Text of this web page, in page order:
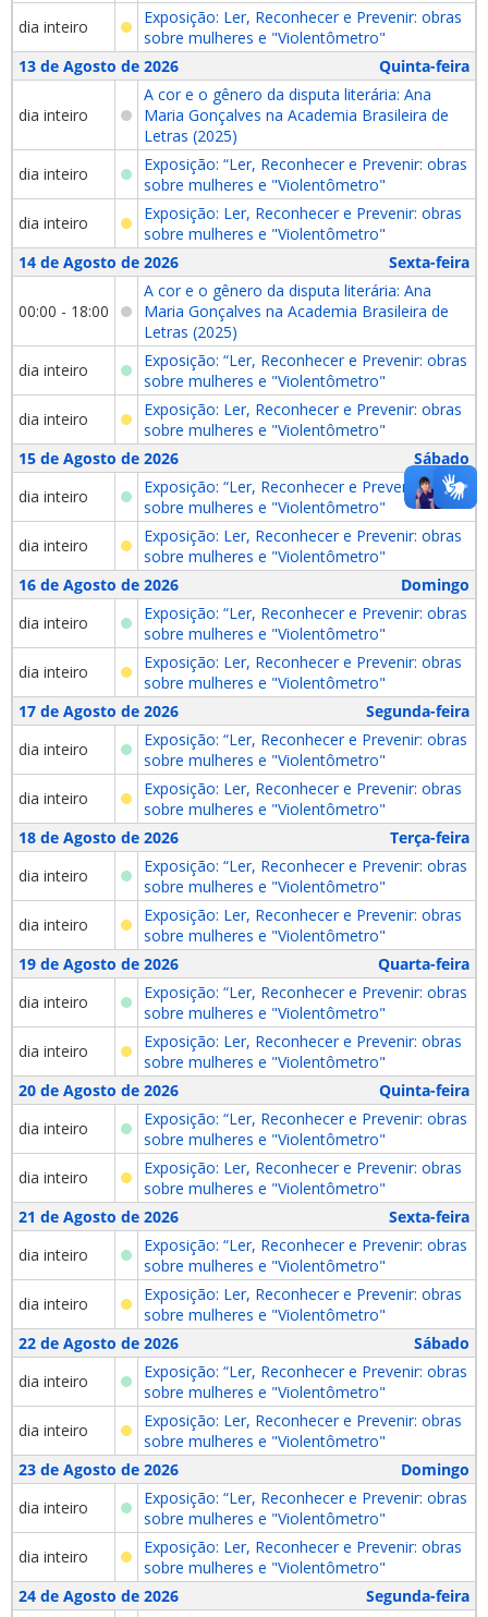
dia inteiro
Exposição: Ler, Reconhecer e Prevenir: obras
sobre mulheres e "Violentômetro"
13 de Agosto de 2026
Quinta-feira
dia inteiro
A cor e o gênero da disputa literária: Ana
Maria Gonçalves na Academia Brasileira de
Letras (2025)
dia inteiro
Exposição: “Ler, Reconhecer e Prevenir: obras
sobre mulheres e "Violentômetro"
dia inteiro
Exposição: Ler, Reconhecer e Prevenir: obras
sobre mulheres e "Violentômetro"
14 de Agosto de 2026
Sexta-feira
00:00 - 18:00
A cor e o gênero da disputa literária: Ana
Maria Gonçalves na Academia Brasileira de
Letras (2025)
dia inteiro
Exposição: “Ler, Reconhecer e Prevenir: obras
sobre mulheres e "Violentômetro"
dia inteiro
Exposição: Ler, Reconhecer e Prevenir: obras
sobre mulheres e "Violentômetro"
15 de Agosto de 2026
Sábado
dia inteiro
Exposição: “Ler, Reconhecer e Prevenir: obras
sobre mulheres e "Violentômetro"
dia inteiro
Exposição: Ler, Reconhecer e Prevenir: obras
sobre mulheres e "Violentômetro"
16 de Agosto de 2026
Domingo
dia inteiro
Exposição: “Ler, Reconhecer e Prevenir: obras
sobre mulheres e "Violentômetro"
dia inteiro
Exposição: Ler, Reconhecer e Prevenir: obras
sobre mulheres e "Violentômetro"
17 de Agosto de 2026
Segunda-feira
dia inteiro
Exposição: “Ler, Reconhecer e Prevenir: obras
sobre mulheres e "Violentômetro"
dia inteiro
Exposição: Ler, Reconhecer e Prevenir: obras
sobre mulheres e "Violentômetro"
18 de Agosto de 2026
Terça-feira
dia inteiro
Exposição: “Ler, Reconhecer e Prevenir: obras
sobre mulheres e "Violentômetro"
dia inteiro
Exposição: Ler, Reconhecer e Prevenir: obras
sobre mulheres e "Violentômetro"
19 de Agosto de 2026
Quarta-feira
dia inteiro
Exposição: “Ler, Reconhecer e Prevenir: obras
sobre mulheres e "Violentômetro"
dia inteiro
Exposição: Ler, Reconhecer e Prevenir: obras
sobre mulheres e "Violentômetro"
20 de Agosto de 2026
Quinta-feira
dia inteiro
Exposição: “Ler, Reconhecer e Prevenir: obras
sobre mulheres e "Violentômetro"
dia inteiro
Exposição: Ler, Reconhecer e Prevenir: obras
sobre mulheres e "Violentômetro"
21 de Agosto de 2026
Sexta-feira
dia inteiro
Exposição: “Ler, Reconhecer e Prevenir: obras
sobre mulheres e "Violentômetro"
dia inteiro
Exposição: Ler, Reconhecer e Prevenir: obras
sobre mulheres e "Violentômetro"
22 de Agosto de 2026
Sábado
dia inteiro
Exposição: “Ler, Reconhecer e Prevenir: obras
sobre mulheres e "Violentômetro"
dia inteiro
Exposição: Ler, Reconhecer e Prevenir: obras
sobre mulheres e "Violentômetro"
23 de Agosto de 2026
Domingo
dia inteiro
Exposição: “Ler, Reconhecer e Prevenir: obras
sobre mulheres e "Violentômetro"
dia inteiro
Exposição: Ler, Reconhecer e Prevenir: obras
sobre mulheres e "Violentômetro"
24 de Agosto de 2026
Segunda-feira